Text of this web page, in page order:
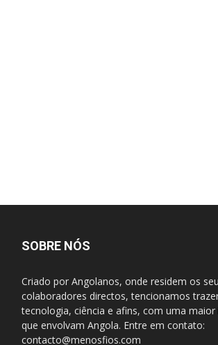
SOBRE NÓS
Criado por Angolanos, onde residem os
colaboradores directos, tencionamos
tecnologia, ciência e afins, com uma
que envolvam Angola. Entre em contato:
contacto@menosfios.com